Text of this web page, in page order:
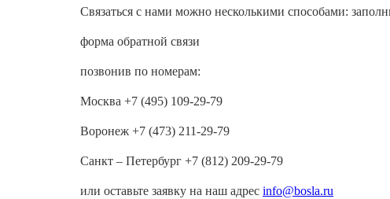
Связаться с нами можно несколькими способами:
форма обратной связи
позвонив по номерам:
Москва +7 (495) 109-29-79
Воронеж +7 (473) 211-29-79
Санкт – Петербург +7 (812) 209-29-79
или оставьте заявку на наш адрес info@bosla.ru